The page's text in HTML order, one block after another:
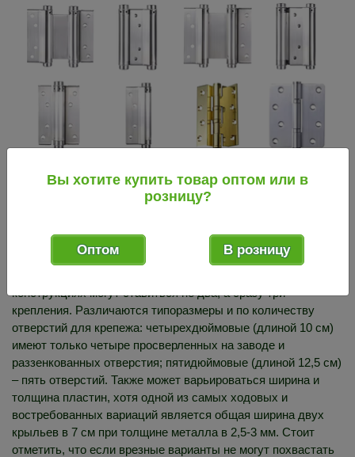
стандартных типоразмеров (представленных также и в
ассортименте нашей торговой компании «Арсенал Товаров»
замены, если по каким-либо причинам возникает такая
необходимость, и расчет количества изделий для
конструкциях могут ставиться не два, а сразу три
крепления. Различаются типоразмеры и по количеству
отверстий для крепежа: четырехдюймовые (длиной 10 см)
имеют только четыре просверленных на заводе и
раззенкованных отверстия; пятидюймовые (длиной 12,5 см)
– пять отверстий. Также может варьироваться ширина и
толщина пластин, хотя одной из самых ходовых и
востребованных вариаций является общая ширина двух
крыльев в 7 см при толщине металла в 2,5-3 мм. Стоит
отметить, что если врезные варианты не могут похвастать
Вы хотите купить товар оптом или в
розницу?
Оптом В розницу